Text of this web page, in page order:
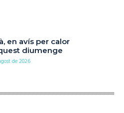
en avís per calor
diumenge
de 2026